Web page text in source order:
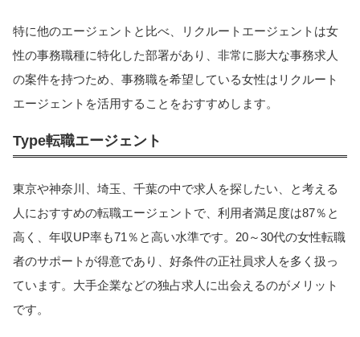
特に他のエージェントと比べ、リクルートエージェントは女
性の事務職種に特化した部署があり、非常に膨大な事務求人
の案件を持つため、事務職を希望している女性はリクルート
エージェントを活用することをおすすめします。
Type転職エージェント
東京や神奈川、埼玉、千葉の中で求人を探したい、と考える
人におすすめの転職エージェントで、利用者満足度は87％と
高く、年収UP率も71％と高い水準です。20～30代の女性転職
者のサポートが得意であり、好条件の正社員求人を多く扱っ
ています。大手企業などの独占求人に出会えるのがメリット
です。